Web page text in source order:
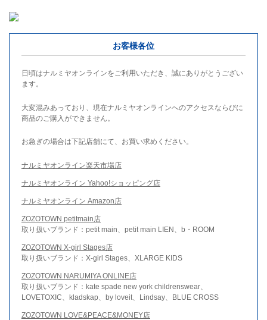
お客様各位
日頃はナルミヤオンラインをご利用いただき、誠にありがとうござい
ます。
大変混みあっており、現在ナルミヤオンラインへのアクセスならびに
商品のご購入ができません。
お急ぎの場合は下記店舗にて、お買い求めください。
ナルミヤオンライン楽天市場店
ナルミヤオンライン Yahoo!ショッピング店
ナルミヤオンライン Amazon店
ZOZOTOWN petitmain店
取り扱いブランド：petit main、petit main LIEN、b・ROOM
ZOZOTOWN X-girl Stages店
取り扱いブランド：X-girl Stages、XLARGE KIDS
ZOZOTOWN NARUMIYA ONLINE店
取り扱いブランド：kate spade new york childrenswear、
LOVETOXIC、kladskap、by loveit、Lindsay、BLUE CROSS
ZOZOTOWN LOVE&PEACE&MONEY店